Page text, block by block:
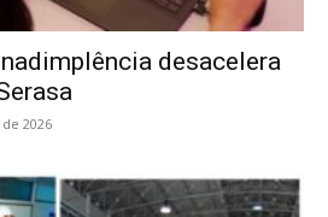
desacelera
2026